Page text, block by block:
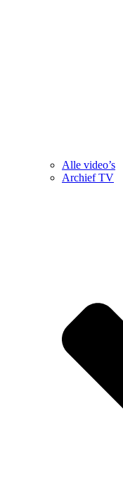
Alle video’s
Archief TV